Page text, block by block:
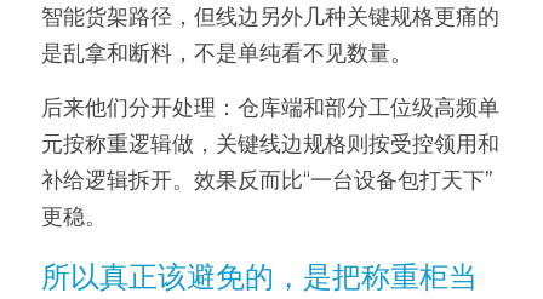
智能货架路径，但线边另外几种关键规格更痛的
是乱拿和断料，不是单纯看不见数量。
后来他们分开处理：仓库端和部分工位级高频单
元按称重逻辑做，关键线边规格则按受控领用和
补给逻辑拆开。效果反而比“一台设备包打天下”
更稳。
所以真正该避免的，是把称重柜当